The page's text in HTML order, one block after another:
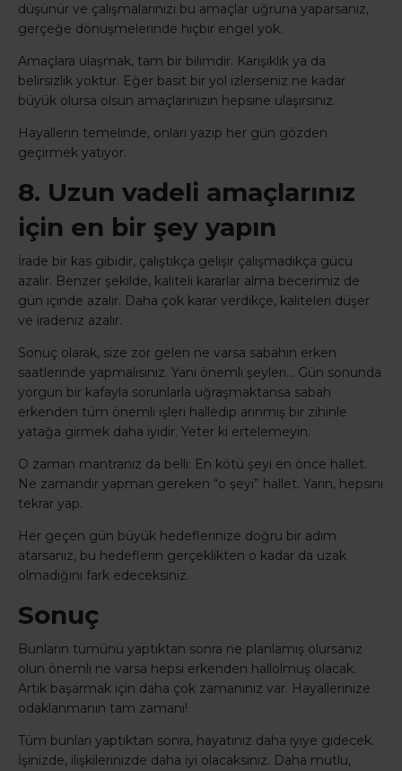
düşünür ve çalışmalarınızı bu amaçlar uğruna yaparsanız,
gerçeğe dönüşmelerinde hiçbir engel yok.
Amaçlara ulaşmak, tam bir bilimdir. Karışıklık ya da
belirsizlik yoktur. Eğer basit bir yol izlerseniz ne kadar
büyük olursa olsun amaçlarınızın hepsine ulaşırsınız.
Hayallerin temelinde, onları yazıp her gün gözden
geçirmek yatıyor.
8. Uzun vadeli amaçlarınız
için en bir şey yapın
İrade bir kas gibidir, çalıştıkça gelişir çalışmadıkça gücü
azalır. Benzer şekilde, kaliteli kararlar alma becerimiz de
gün içinde azalır. Daha çok karar verdikçe, kaliteleri düşer
ve iradeniz azalır.
Sonuç olarak, size zor gelen ne varsa sabahın erken
saatlerinde yapmalısınız. Yani önemli şeyleri… Gün sonunda
yorgun bir kafayla sorunlarla uğraşmaktansa sabah
erkenden tüm önemli işleri halledip arınmış bir zihinle
yatağa girmek daha iyidir. Yeter ki ertelemeyin.
O zaman mantranız da belli: En kötü şeyi en önce hallet.
Ne zamandır yapman gereken “o şeyi” hallet. Yarın, hepsini
tekrar yap.
Her geçen gün büyük hedeflerinize doğru bir adım
atarsanız, bu hedeflerin gerçeklikten o kadar da uzak
olmadığını fark edeceksiniz.
Sonuç
Bunların tümünü yaptıktan sonra ne planlamış olursanız
olun önemli ne varsa hepsi erkenden hallolmuş olacak.
Artık başarmak için daha çok zamanınız var. Hayallerinize
odaklanmanın tam zamanı!
Tüm bunları yaptıktan sonra, hayatınız daha iyiye gidecek.
İşinizde, ilişkilerinizde daha iyi olacaksınız. Daha mutlu,